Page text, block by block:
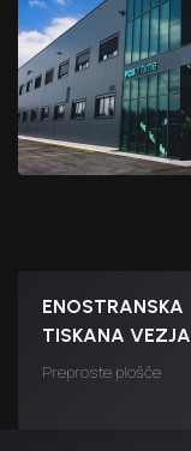
ENOSTRANSKA
TISKANA VEZJA
Preproste plošče